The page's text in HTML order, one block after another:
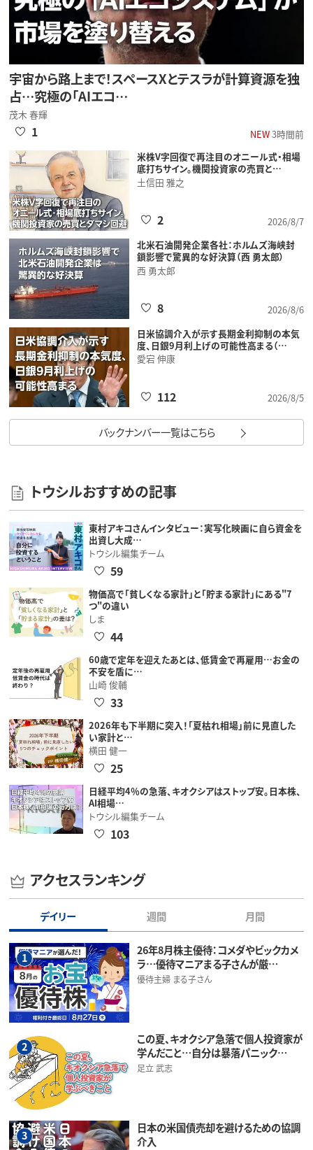
宇宙から路上まで！スペースXとテスラが計算資源を独
占…究極の「AIエコ…
茂木 春輝
NEW3時間前
1
米株V字回復で再注目のオニール式・相場
底打ちサイン。機関投資家の売買と…
土信田 雅之
2026/8/7
2
北米石油開発企業各社：ホルムズ海峡封
鎖影響で驚異的な好決算（西 勇太郎）
西 勇太郎
2026/8/6
8
日米協調介入が示す長期金利抑制の本気
度、日銀9月利上げの可能性高まる（…
愛宕 伸康
2026/8/5
112
バックナンバー一覧はこちら
トウシルおすすめの記事
東村アキコさんインタビュー：実写化映画に自ら資金を
出資し大成…
トウシル編集チーム
59
物価高で「貧しくなる家計」と「貯まる家計」にある"7
つ"の違い
しま
44
60歳で定年を迎えたあとは、低賃金で再雇用…お金の
不安を盾に…
山崎 俊輔
33
2026年も下半期に突入！「夏枯れ相場」前に見直した
い家計と…
横田 健一
25
日経平均4％の急落、キオクシアはストップ安。日本株、
AI相場…
トウシル編集チーム
103
アクセスランキング
デイリー 週間 月間
1
26年8月株主優待：コメダやビックカメ
ラ…優待マニアまる子さんが厳…
優待主婦 まる子さん
2
この夏、キオクシア急落で個人投資家が
学んだこと…自分は暴落パニック…
足立 武志
3
日本の米国債売却を避けるための協調
介入